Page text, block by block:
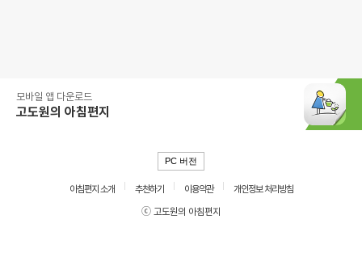
모바일 앱 다운로드
고도원의 아침편지
PC 버전
아침편지 소개 추천하기 이용약관
개인정보 처리방침
ⓒ 고도원의 아침편지